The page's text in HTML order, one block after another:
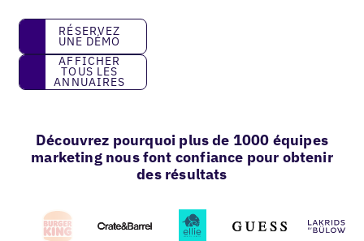
réservez une démo
RÉSERVEZ
UNE DÉMO
Afficher tous les annuaires
AFFICHER
TOUS LES
ANNUAIRES
Découvrez pourquoi plus de 1000 équipes
marketing nous font confiance pour obtenir
des résultats